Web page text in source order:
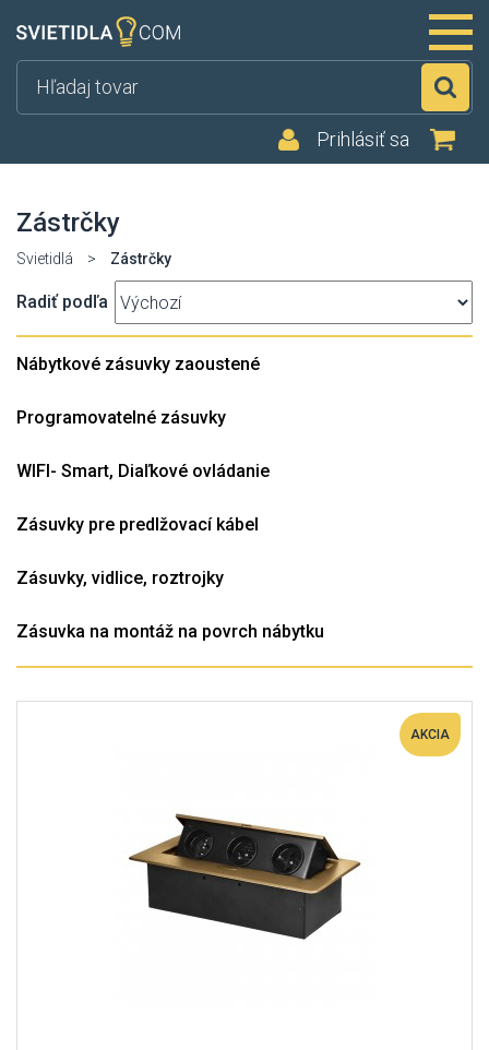
Prihlásiť sa
Zástrčky
Svietidlá > Zástrčky
Radiť podľa
Nábytkové zásuvky zaoustené
Programovatelné zásuvky
WIFI- Smart, Diaľkové ovládanie
Zásuvky pre predlžovací kábel
Zásuvky, vidlice, roztrojky
Zásuvka na montáž na povrch nábytku
AKCIA